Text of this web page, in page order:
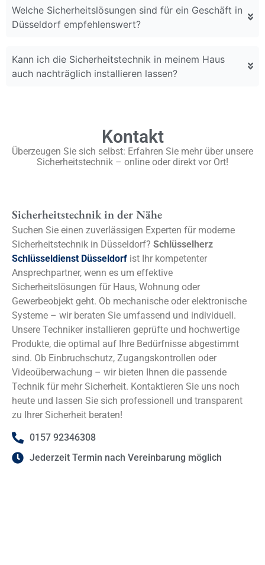
Welche Sicherheitslösungen sind für ein Geschäft in
Düsseldorf empfehlenswert?
Kann ich die Sicherheitstechnik in meinem Haus
auch nachträglich installieren lassen?
Kontakt
Überzeugen Sie sich selbst: Erfahren Sie mehr über unsere
Sicherheitstechnik – online oder direkt vor Ort!
Sicherheitstechnik in der Nähe
Suchen Sie einen zuverlässigen Experten für moderne
Sicherheitstechnik in Düsseldorf? Schlüsselherz
Schlüsseldienst Düsseldorf ist Ihr kompetenter
Ansprechpartner, wenn es um effektive
Sicherheitslösungen für Haus, Wohnung oder
Gewerbeobjekt geht. Ob mechanische oder elektronische
Systeme – wir beraten Sie umfassend und individuell.
Unsere Techniker installieren geprüfte und hochwertige
Produkte, die optimal auf Ihre Bedürfnisse abgestimmt
sind. Ob Einbruchschutz, Zugangskontrollen oder
Videoüberwachung – wir bieten Ihnen die passende
Technik für mehr Sicherheit. Kontaktieren Sie uns noch
heute und lassen Sie sich professionell und transparent
zu Ihrer Sicherheit beraten!
0157 92346308
Jederzeit Termin nach Vereinbarung möglich